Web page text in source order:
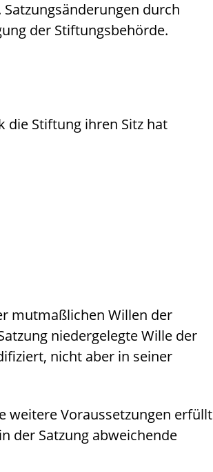
durch
der Stiftungsbehörde.
die Stiftung ihren Sitz hat
mutmaßlichen Willen der
niedergelegte Wille der
nicht aber in seiner
weitere Voraussetzungen erfüllt
der Satzung abweichende